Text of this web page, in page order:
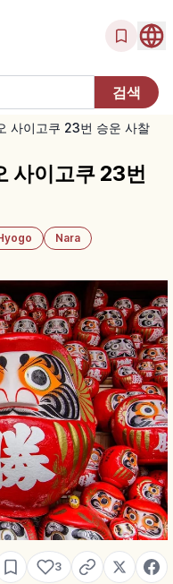
사이고쿠 23번 승운 사찰
사이고쿠 23번
Nara
3